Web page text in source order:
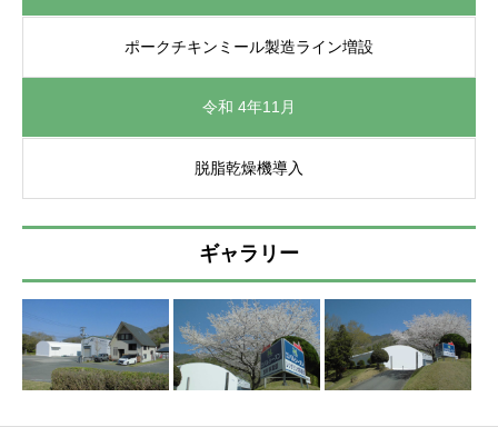
ポークチキンミール製造ライン増設
令和 4年11月
脱脂乾燥機導入
ギャラリー